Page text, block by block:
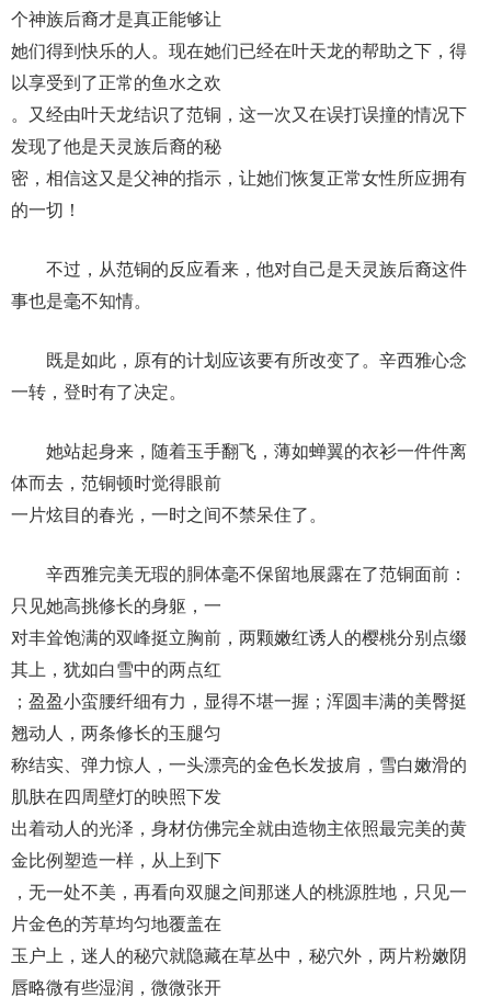
个神族后裔才是真正能够让
她们得到快乐的人。现在她们已经在叶天龙的帮助之下，得
以享受到了正常的鱼水之欢
。又经由叶天龙结识了范铜，这一次又在误打误撞的情况下
发现了他是天灵族后裔的秘
密，相信这又是父神的指示，让她们恢复正常女性所应拥有
的一切！
不过，从范铜的反应看来，他对自己是天灵族后裔这件
事也是毫不知情。
既是如此，原有的计划应该要有所改变了。辛西雅心念
一转，登时有了决定。
她站起身来，随着玉手翻飞，薄如蝉翼的衣衫一件件离
体而去，范铜顿时觉得眼前
一片炫目的春光，一时之间不禁呆住了。
辛西雅完美无瑕的胴体毫不保留地展露在了范铜面前：
只见她高挑修长的身躯，一
对丰耸饱满的双峰挺立胸前，两颗嫩红诱人的樱桃分别点缀
其上，犹如白雪中的两点红
；盈盈小蛮腰纤细有力，显得不堪一握；浑圆丰满的美臀挺
翘动人，两条修长的玉腿匀
称结实、弹力惊人，一头漂亮的金色长发披肩，雪白嫩滑的
肌肤在四周壁灯的映照下发
出着动人的光泽，身材仿佛完全就由造物主依照最完美的黄
金比例塑造一样，从上到下
，无一处不美，再看向双腿之间那迷人的桃源胜地，只见一
片金色的芳草均匀地覆盖在
玉户上，迷人的秘穴就隐藏在草丛中，秘穴外，两片粉嫩阴
唇略微有些湿润，微微张开